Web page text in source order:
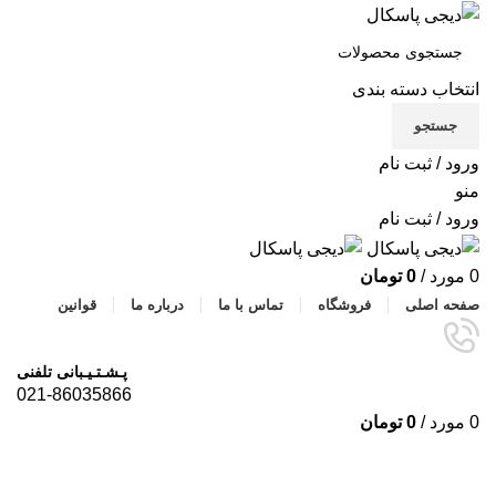
انتخاب دسته بندی
جستجو
ورود / ثبت نام
منو
ورود / ثبت نام
0 مورد /
0 تومان
صفحه اصلی فروشگاه تماس با ما درباره ما قوانین
پـشـتـیـبانی تلفنی
021-86035866
0 مورد /
0 تومان